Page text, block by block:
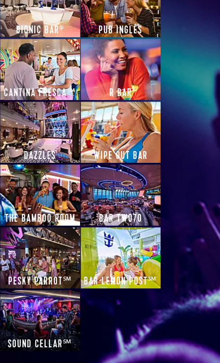
BIONIC BAR® PUB INGLÊS
CANTINA FRESCA℠ R BAR
DAZZLES WIPE OUT BAR
THE BAMBOO ROOM BAR TWO70
PESKY PARROT℠ BAR LEMON POST℠
SOUND CELLAR℠